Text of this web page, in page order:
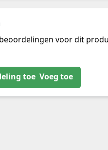
voor dit
Voeg toe